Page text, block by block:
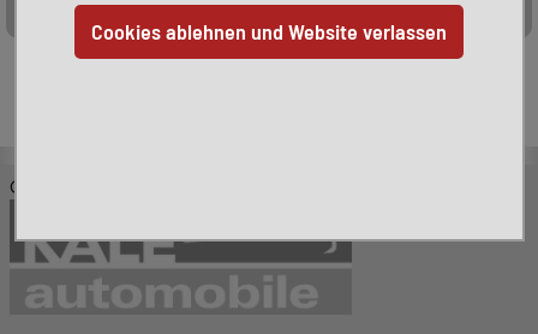
Sortieren:
© KALE-Automobile GmbH